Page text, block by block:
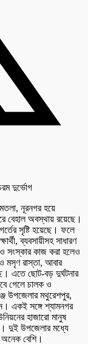
নূরনগর হয়ে
বেহাল অবস্থায় রয়েছে।
সৃষ্টি হয়েছে। ফলে
ব্যবসায়ীসহ সাধারণ
সংস্কার কাজ করা হলেও
রাস্তা, আবার
এতে ছোট-বড় দুর্ঘটনার
গেলে চালক ও
উপজেলার মথুরেশপুর,
একই সঙ্গে শ্যামনগর
হাজারো মানুষ
দুই উপজেলার মধ্যে
বেশি।